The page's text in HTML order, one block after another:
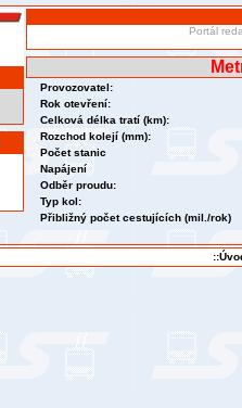
Portál
Provozovatel:
Rok otevření:
Celková délka tratí (km):
Rozchod kolejí (mm):
Počet stanic
Napájení
Odběr proudu:
Typ kol:
Přibližný počet cestujících (mil./rok)